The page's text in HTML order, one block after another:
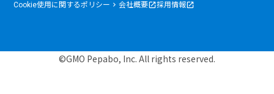
Cookie使用に関するポリシー
会社概要 採用情報
©GMO Pepabo, Inc. All rights reserved.